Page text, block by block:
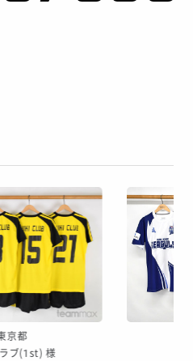
京都
ブ(1st) 様